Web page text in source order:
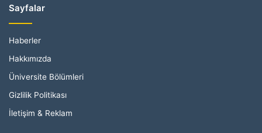
Sayfalar
Haberler
Hakkımızda
Üniversite Bölümleri
Gizlilik Politikası
İletişim & Reklam